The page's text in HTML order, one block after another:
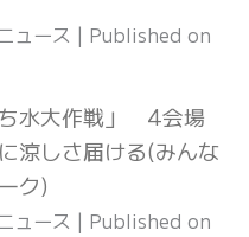
ュース
Published on
水大作戦」 4会場
涼しさ届ける(みんな
ク)
ュース
Published on